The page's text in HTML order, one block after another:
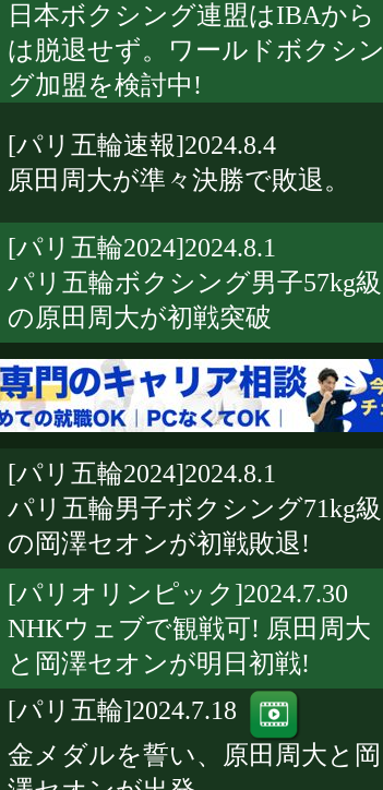
日本ボクシング連盟はIBAから
は脱退せず。ワールドボクシ
グ加盟を検討中!
[パリ五輪速報]2024.8.4
原田周大が準々決勝で敗退。
[パリ五輪2024]2024.8.1
パリ五輪ボクシング男子57kg級
の原田周大が初戦突破
[パリ五輪2024]2024.8.1
パリ五輪男子ボクシング71kg級
の岡澤セオンが初戦敗退!
[パリオリンピック]2024.7.30
NHKウェブで観戦可! 原田周大
と岡澤セオンが明日初戦!
[パリ五輪]2024.7.18
金メダルを誓い、原田周大と岡